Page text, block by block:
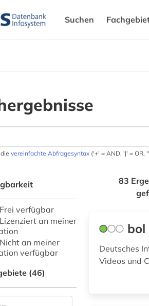
Suchen
vereinfachte Abfragesyntax ('+' = AND, '|' = OR,
Frei verfügbar
Lizenziert an meiner
Nicht an meiner
verfügbar
(46)
83
bol
Deutsches
Videos und